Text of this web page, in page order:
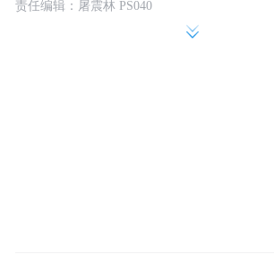
绝不会轻松，但我们为了这一
梦想付出了巨大的努力。今天
责任编辑：屠震林 PS040